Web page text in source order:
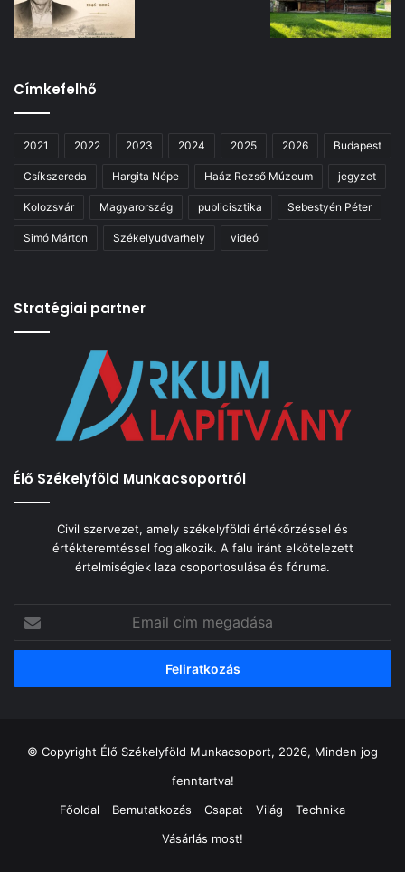
Címkefelhő
2021 2022 2023 2024 2025 2026 Budapest
Csíkszereda Hargita Népe Haáz Rezső Múzeum jegyzet
Kolozsvár Magyarország publicisztika Sebestyén Péter
Simó Márton Székelyudvarhely videó
Stratégiai partner
Élő Székelyföld Munkacsoportról
Civil szervezet, amely székelyföldi értékőrzéssel és
értékteremtéssel foglalkozik. A falu iránt elkötelezett
értelmiségiek laza csoportosulása és fóruma.
cím
megadása
© Copyright Élő Székelyföld Munkacsoport, 2026, Minden jog
fenntartva!
Főoldal
Bemutatkozás Csapat Világ
Technika
Vásárlás most!